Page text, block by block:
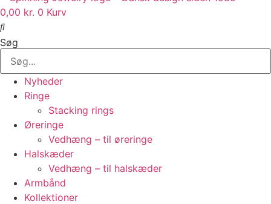
0,00 kr. 0 Kurv
Søg
Nyheder
Ringe
Stacking rings
Øreringe
Vedhæng – til øreringe
Halskæder
Vedhæng – til halskæder
Armbånd
Kollektioner